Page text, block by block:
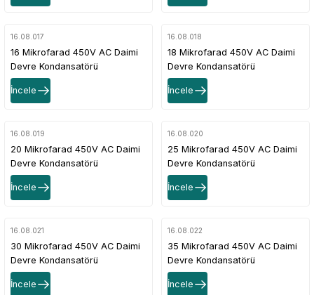
16.08.017
16 Mikrofarad 450V AC Daimi
Devre Kondansatörü
İncele
16.08.018
18 Mikrofarad 450V AC Daimi
Devre Kondansatörü
İncele
16.08.019
20 Mikrofarad 450V AC Daimi
Devre Kondansatörü
İncele
16.08.020
25 Mikrofarad 450V AC Daimi
Devre Kondansatörü
İncele
16.08.021
30 Mikrofarad 450V AC Daimi
Devre Kondansatörü
İncele
16.08.022
35 Mikrofarad 450V AC Daimi
Devre Kondansatörü
İncele